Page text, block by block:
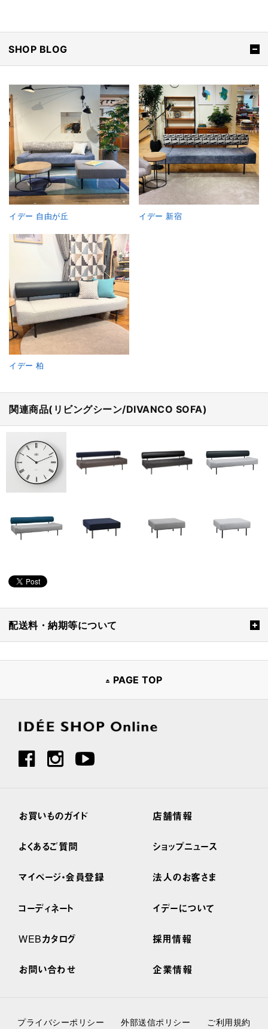
SHOP BLOG
イデー 自由が丘 イデー 新宿
イデー 柏
関連商品(リビングシーン/DIVANCO SOFA)
配送料・納期等について
PAGE TOP
お買いものガイド
よくあるご質問
マイページ・会員登録
コーディネート
WEBカタログ
お問い合わせ
店舗情報
ショップニュース
法人のお客さま
イデーについて
採用情報
企業情報
プライバシーポリシー 外部送信ポリシー ご利用規約